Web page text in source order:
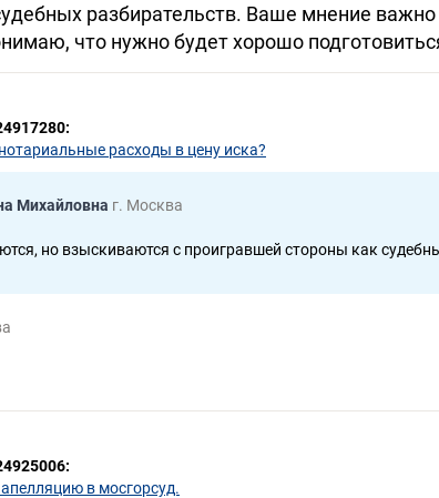
разбирательств. Ваше мнение важно
что нужно будет хорошо
расходы в цену иска?
Михайловна г. Москва
но взыскиваются с проигравшей стороны как
в мосгорсуд.